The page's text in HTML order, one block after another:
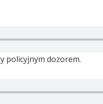
policyjnym dozorem.